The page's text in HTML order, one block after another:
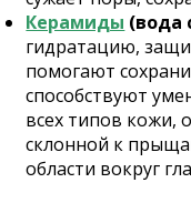
Керамиды (вода
гидратацию,
помогают
способствуют
всех типов кожи,
склонной к
области вокруг